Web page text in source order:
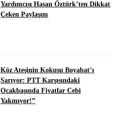
Yardımcısı Hasan Öztürk’ten Dikkat
Çeken Paylaşım
Köz Ateşinin Kokusu Boyabat’ı
Sarıyor: PTT Karşısındaki
Ocakbaşında Fiyatlar Cebi
Yakmıyor!”